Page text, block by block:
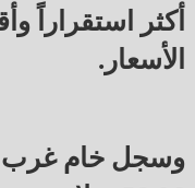
أكثر استقراراً
الأسعار.
وسجل خام